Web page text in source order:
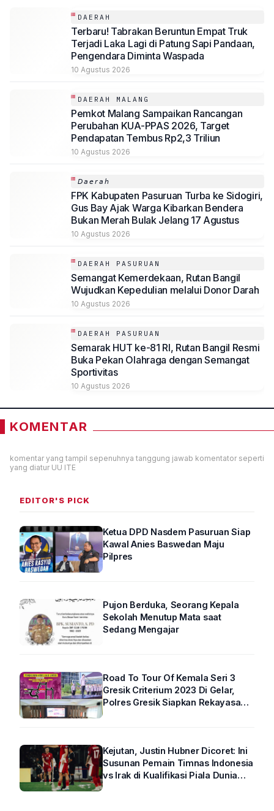
DAERAH
Terbaru! Tabrakan Beruntun Empat Truk
Terjadi Laka Lagi di Patung Sapi Pandaan,
Pengendara Diminta Waspada
10 Agustus 2026
DAERAH MALANG
Pemkot Malang Sampaikan Rancangan
Perubahan KUA-PPAS 2026, Target
Pendapatan Tembus Rp2,3 Triliun
10 Agustus 2026
𝘋𝘢𝘦𝘳𝘢𝘩
FPK Kabupaten Pasuruan Turba ke Sidogiri,
Gus Bay Ajak Warga Kibarkan Bendera
Bukan Merah Bulak Jelang 17 Agustus
10 Agustus 2026
DAERAH PASURUAN
Semangat Kemerdekaan, Rutan Bangil
Wujudkan Kepedulian melalui Donor Darah
10 Agustus 2026
DAERAH PASURUAN
Semarak HUT ke-81 RI, Rutan Bangil Resmi
Buka Pekan Olahraga dengan Semangat
Sportivitas
10 Agustus 2026
KOMENTAR
komentar yang tampil sepenuhnya tanggung jawab komentator seperti
yang diatur UU ITE
EDITOR'S PICK
Ketua DPD Nasdem Pasuruan Siap
Kawal Anies Baswedan Maju
Pilpres
Pujon Berduka, Seorang Kepala
Sekolah Menutup Mata saat
Sedang Mengajar
Road To Tour Of Kemala Seri 3
Gresik Criterium 2023 Di Gelar,
Polres Gresik Siapkan Rekayasa
Kejutan, Justin Hubner Dicoret: Ini
Susunan Pemain Timnas Indonesia
vs Irak di Kualifikasi Piala Dunia